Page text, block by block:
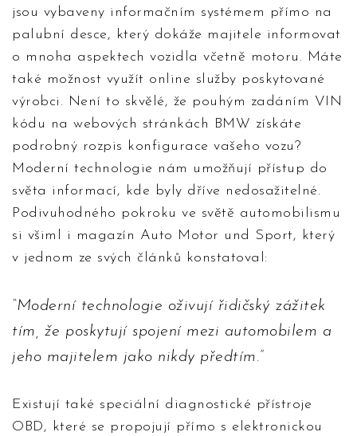
jsou vybaveny informačním systémem přímo na
palubní desce, který dokáže majitele informovat
o mnoha aspektech vozidla včetně motoru. Máte
také možnost využít online služby poskytované
výrobci. Není to skvělé, že pouhým zadáním VIN
kódu na webových stránkách BMW získáte
podrobný rozpis konfigurace vašeho vozu?
Moderní technologie nám umožňují přístup do
světa informací, kde byly dříve nedosažitelné.
Podivuhodného pokroku ve světě automobilismu
si všiml i magazín Auto Motor und Sport, který
v jednom ze svých článků konstatoval:
Moderní technologie oživují řidičský zážitek
tím, že poskytují spojení mezi automobilem a
jeho majitelem jako nikdy předtím.
Existují také speciální diagnostické přístroje
OBD, které se propojují přímo s elektronickou